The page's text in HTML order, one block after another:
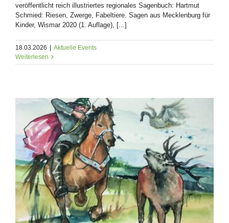
veröffentlicht reich illustriertes regionales Sagenbuch: Hartmut
Schmied: Riesen, Zwerge, Fabeltiere. Sagen aus Mecklenburg für
Kinder, Wismar 2020 (1. Auflage), [...]
18.03.2026
Aktuelle Events
Weiterlesen